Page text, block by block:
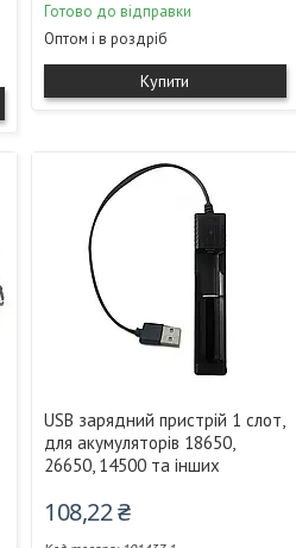
Готово до відправки
Оптом і в роздріб
Купити
USB зарядний пристрій 1 слот,
для акумуляторів 18650,
26650, 14500 та інших
108,22 ₴